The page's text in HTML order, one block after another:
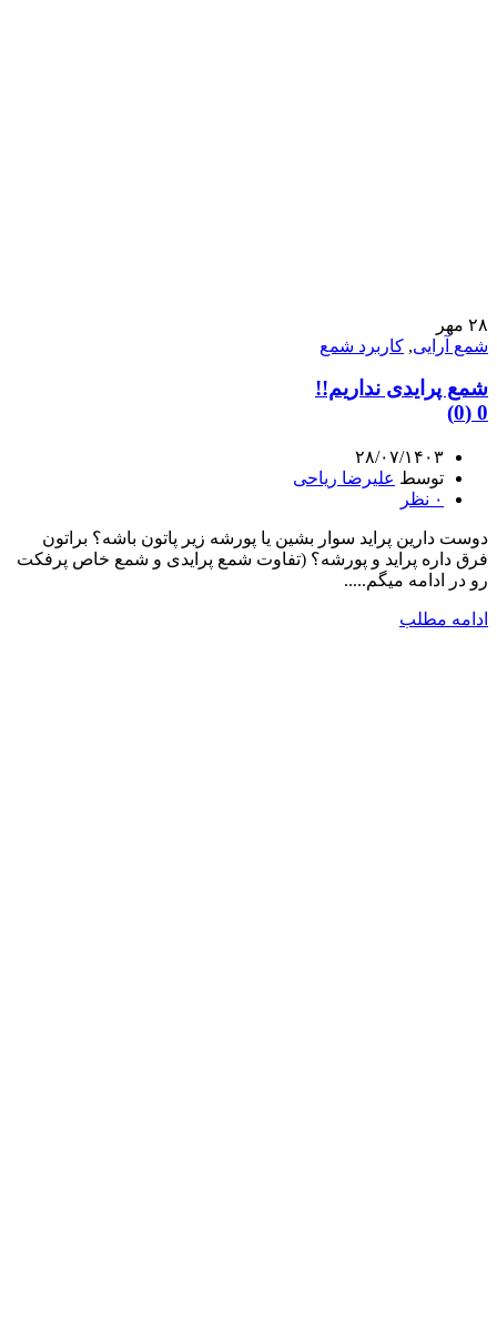
۲۸ مهر
شمع آرایی, کاربرد شمع
شمع پرایدی نداریم!!
0 (0)
۲۸/۰۷/۱۴۰۳
توسط علیرضا ریاحی
۰ نظر
دوست دارین پراید سوار بشین یا پورشه زیر پاتون باشه؟ براتون
فرق داره پراید و پورشه؟ (تفاوت شمع پرایدی و شمع خاص پرفکت
رو در ادامه میگم.....
ادامه مطلب